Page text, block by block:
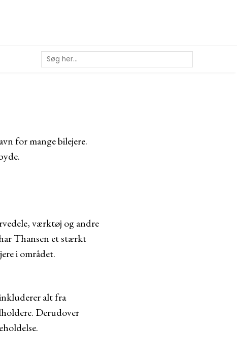
for mange bilejere.
værktøj og andre
Thansen et stærkt
i området.
alt fra
Derudover